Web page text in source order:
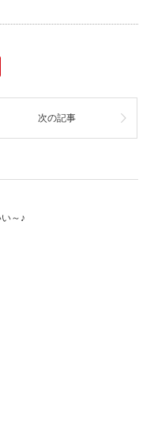
次の記事
～♪